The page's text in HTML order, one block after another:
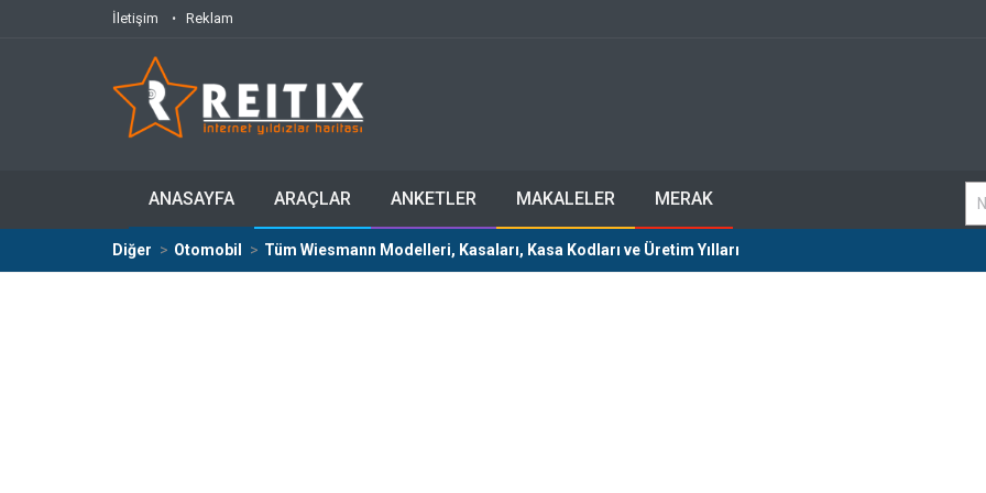
İletişim Reklam
ANASAYFA ARAÇLAR ANKETLER MAKALELER MERAK
Diğer Otomobil Tüm Wiesmann Modelleri, Kasaları, Kasa Kodları ve Üretim Yılları